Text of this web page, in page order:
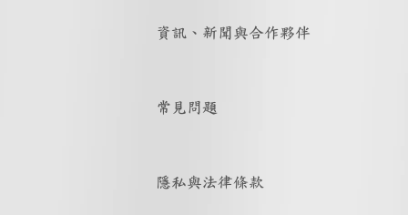
資訊、新聞與合作夥伴
常見問題
隱私與法律條款